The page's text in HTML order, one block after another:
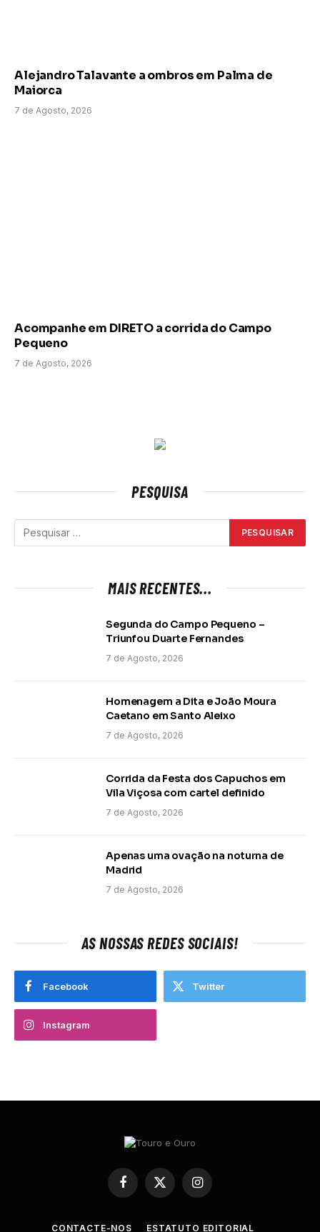
Alejandro Talavante a ombros em Palma de
Maiorca
7 de Agosto, 2026
Acompanhe em DIRETO a corrida do Campo
Pequeno
7 de Agosto, 2026
PESQUISA
MAIS RECENTES...
Segunda do Campo Pequeno –
Triunfou Duarte Fernandes
7 de Agosto, 2026
Homenagem a Dita e João Moura
Caetano em Santo Aleixo
7 de Agosto, 2026
Corrida da Festa dos Capuchos em
Vila Viçosa com cartel definido
7 de Agosto, 2026
Apenas uma ovação na noturna de
Madrid
7 de Agosto, 2026
AS NOSSAS REDES SOCIAIS!
Facebook Twitter
Instagram
Facebook
X
(Twitter)
Instagram
CONTACTE-NOS ESTATUTO EDITORIAL